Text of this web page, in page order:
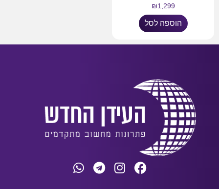
₪1,299
הוספה לסל